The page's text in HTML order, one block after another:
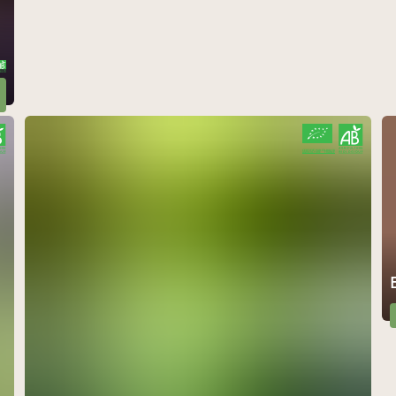
CERTIFIÉ PAR FR-BIO-10
AGRICULTURE FRANCE